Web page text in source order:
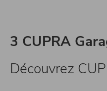
3 CUPRA
Découvrez